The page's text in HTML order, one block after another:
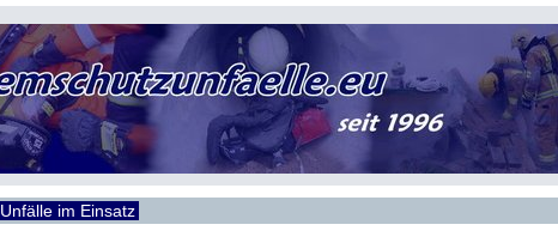
Unfälle im Einsatz